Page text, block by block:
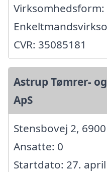
Virksomhedsform:
CVR: 35085181
Astrup Tømrer-
ApS
Stensbovej 2,
Ansatte: 0
Startdato: 27.